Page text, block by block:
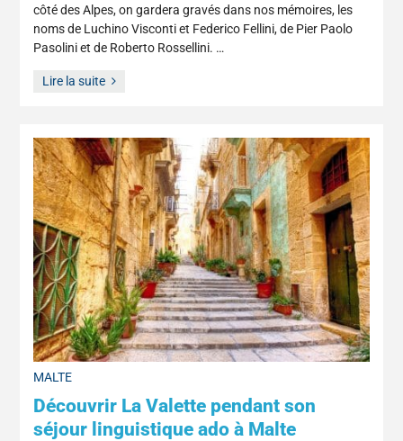
côté des Alpes, on gardera gravés dans nos mémoires, les
noms de Luchino Visconti et Federico Fellini, de Pier Paolo
Pasolini et de Roberto Rossellini. …
Lire la suite
MALTE
Découvrir La Valette pendant son
séjour linguistique ado à Malte